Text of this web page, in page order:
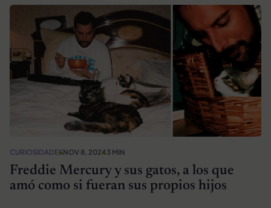
CURIOSIDADESNOV 8, 20243 MIN
Freddie Mercury y sus gatos, a los que
amó como si fueran sus propios hijos